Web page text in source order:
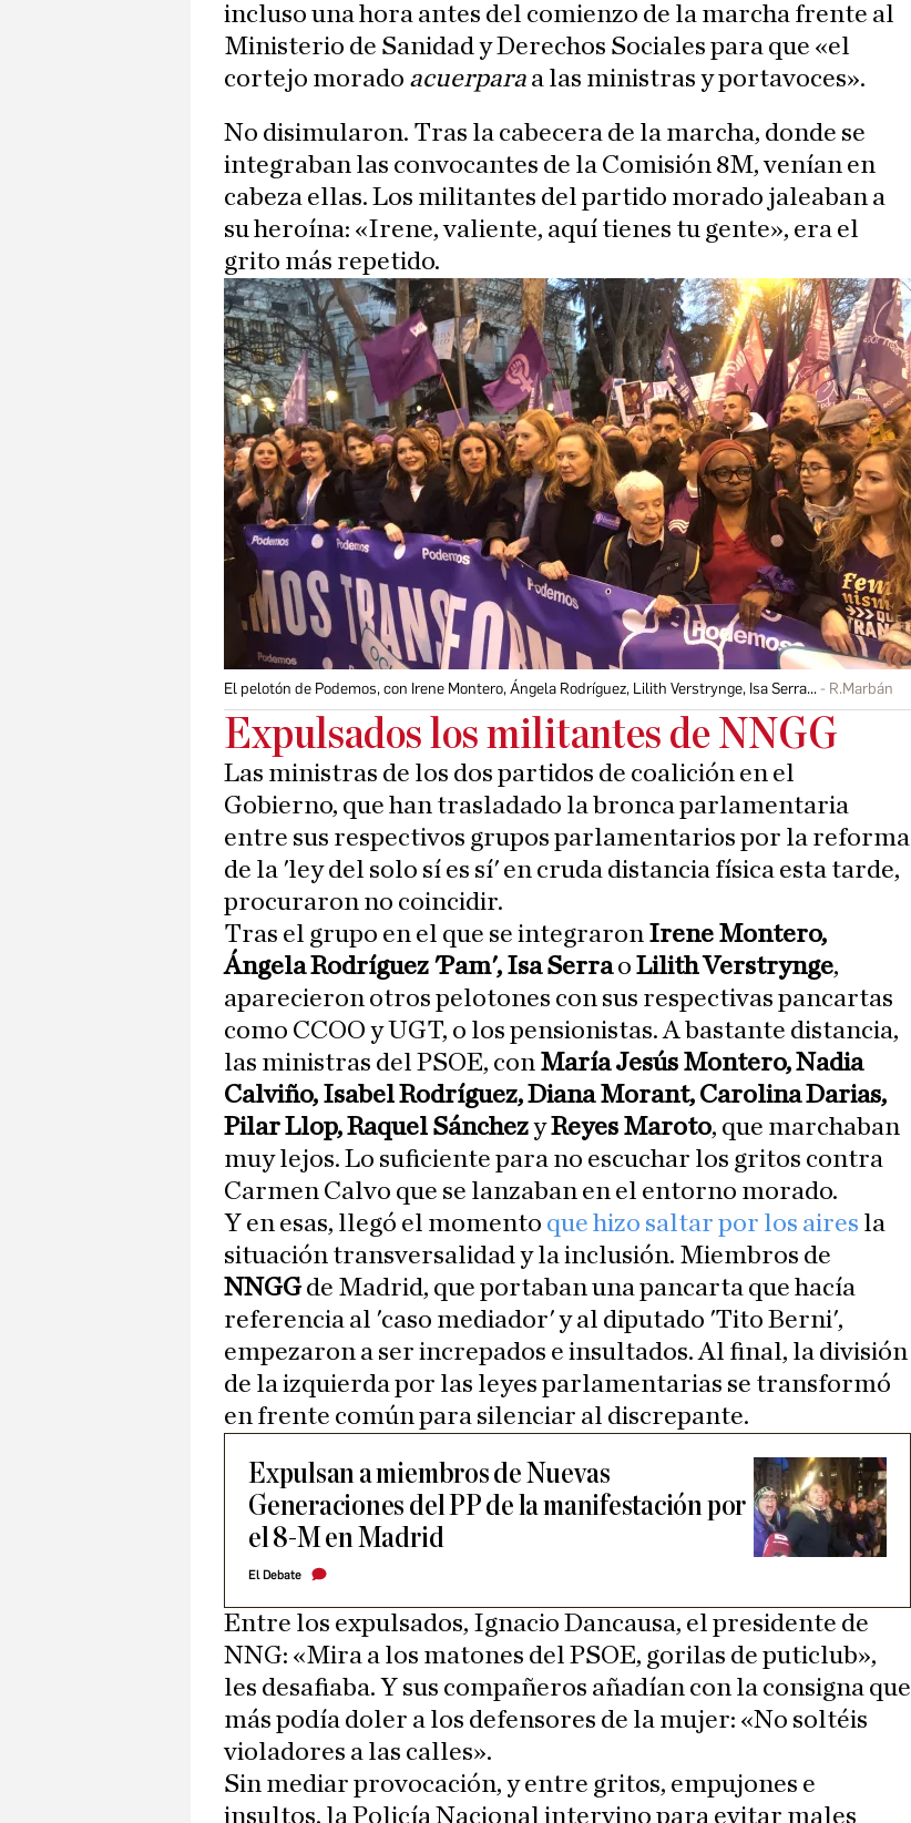
incluso una hora antes del comienzo de la marcha frente al
Ministerio de Sanidad y Derechos Sociales para que «el
cortejo morado acuerpara a las ministras y portavoces».
No disimularon. Tras la cabecera de la marcha, donde se
integraban las convocantes de la Comisión 8M, venían en
cabeza ellas. Los militantes del partido morado jaleaban a
su heroína: «Irene, valiente, aquí tienes tu gente», era el
grito más repetido.
El pelotón de Podemos, con Irene Montero, Ángela Rodríguez, Lilith Verstrynge, Isa Serra... R.Marbán
Expulsados los militantes de NNGG
Las ministras de los dos partidos de coalición en el
Gobierno, que han trasladado la bronca parlamentaria
entre sus respectivos grupos parlamentarios por la reforma
de la 'ley del solo sí es sí' en cruda distancia física esta tarde,
procuraron no coincidir.
Tras el grupo en el que se integraron Irene Montero,
Ángela Rodríguez 'Pam', Isa Serrao Lilith Verstrynge,
aparecieron otros pelotones con sus respectivas pancartas
como CCOO y UGT, o los pensionistas. A bastante distancia,
las ministras del PSOE, con María Jesús Montero, Nadia
Calviño, Isabel Rodríguez, Diana Morant, Carolina Darias,
Pilar Llop, Raquel SánchezyReyes Maroto, que marchaban
muy lejos. Lo suficiente para no escuchar los gritos contra
Carmen Calvo que se lanzaban en el entorno morado.
Y en esas, llegó el momento que hizo saltar por los aires la
situación transversalidad y la inclusión. Miembros de
NNGG de Madrid, que portaban una pancarta que hacía
referencia al 'caso mediador' y al diputado 'Tito Berni',
empezaron a ser increpados e insultados. Al final, la división
de la izquierda por las leyes parlamentarias se transformó
en frente común para silenciar al discrepante.
Expulsan a miembros de Nuevas
Generaciones del PP de la manifestación por
el 8-M en Madrid
El Debate
Entre los expulsados, Ignacio Dancausa, el presidente de
NNG: «Mira a los matones del PSOE, gorilas de puticlub»,
les desafiaba. Y sus compañeros añadían con la consigna que
más podía doler a los defensores de la mujer: «No soltéis
violadores a las calles».
Sin mediar provocación, y entre gritos, empujones e
insultos, la Policía Nacional intervino para evitar males